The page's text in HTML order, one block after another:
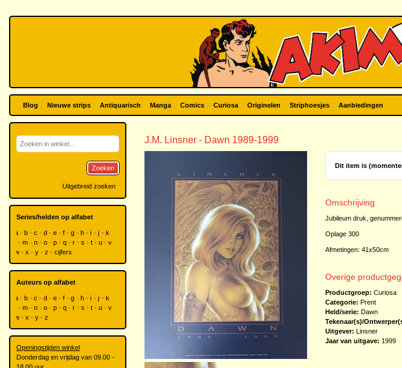
Blog Nieuwe strips Antiquarisch Manga Comics Curiosa Originelen Striphoesjes Aanbiedingen
J.M. Linsner - Dawn 1989-1999
Dit item is
Omschrijving
Jubileum druk,
Oplage 300
Afmetingen: 41x50cm
Overige
Productgroep: Curiosa
Categorie: Prent
Held/serie: Dawn
Tekenaar(s)/
Uitgever: Linsner
Jaar van uitgave: 1999
Zoeken
Uitgebreid zoeken
Series/helden op alfabet
a b c d e f g h i j
k
m n o p q r s t u
v
w
x y z cijfers
Auteurs op alfabet
a b c d e f g h i j
k
m n o p q r s t u
v
w
x y z
Openingstijden winkel
Donderdag en vrijdag van 09.00 -